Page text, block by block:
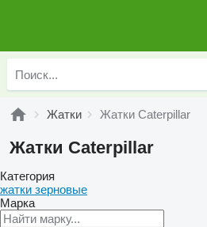
Жатки Жатки Caterpillar
Жатки Caterpillar
Категория
жатки зерновые
Марка